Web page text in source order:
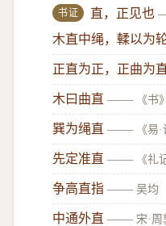
书证 直，正见也
木直中绳，輮以为
正直为正，正曲为
木曰曲直 —— 《书》
巽为绳直 —— 《易
先定准直 —— 《礼
争高直指 —— 吴均
中通外直 —— 宋·周